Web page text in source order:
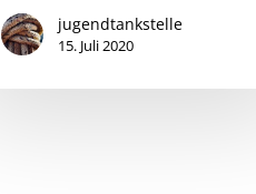
jugendtankstelle
15. Juli 2020